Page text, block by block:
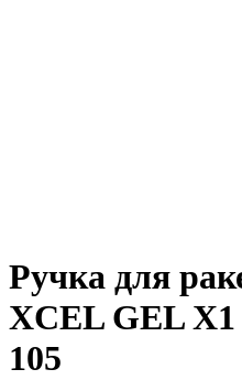
Ручка для
XCEL GEL X1
105